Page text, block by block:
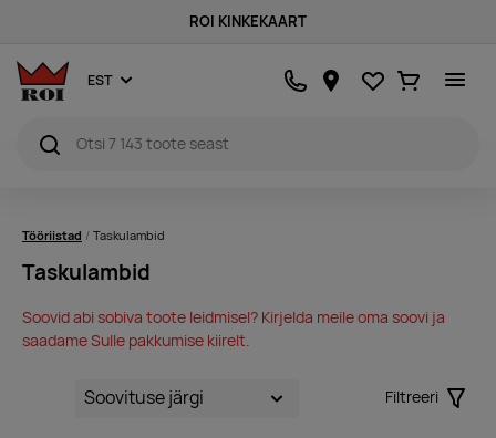
ROI KINKEKAART
EST Lemmikud
Ostukorv
Tööriistad Taskulambid
Taskulambid
Soovid abi sobiva toote leidmisel? Kirjelda meile oma soovi ja
saadame Sulle pakkumise kiirelt.
Filtreeri
Filter